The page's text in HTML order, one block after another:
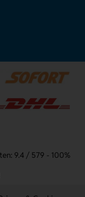
9.4 / 579 - 100%